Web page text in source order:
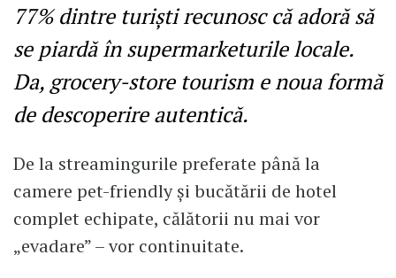
77% dintre turiști recunosc că adoră să
se piardă în supermarketurile locale.
Da, grocery-store tourism e noua formă
de descoperire autentică.
De la streamingurile preferate până la
camere pet-friendly și bucătării de hotel
complet echipate, călătorii nu mai vor
„evadare” – vor continuitate.